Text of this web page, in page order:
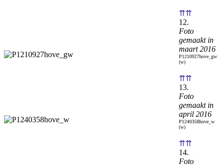
⇈⇈
12.
Foto
gemaakt in
maart 2016
P1210927hove_gw
(w)
⇈⇈
13.
Foto
gemaakt in
april 2016
P1240358hove_w
(w)
⇈⇈
14.
Foto